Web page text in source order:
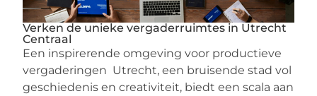
Verken de unieke vergaderruimtes in Utrecht
Centraal
Een inspirerende omgeving voor productieve
vergaderingen Utrecht, een bruisende stad vol
geschiedenis en creativiteit, biedt een scala aan